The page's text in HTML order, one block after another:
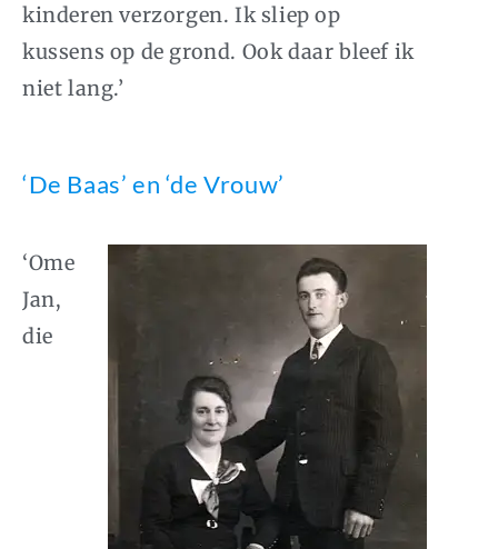
kinderen verzorgen. Ik sliep op
kussens op de grond. Ook daar bleef ik
niet lang.’
‘De Baas’ en ‘de Vrouw’
‘Ome
Jan,
die